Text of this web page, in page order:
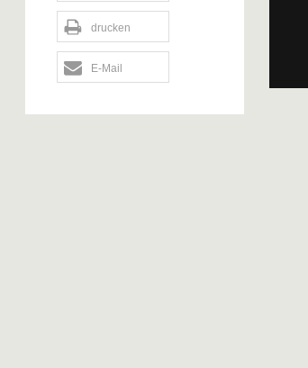
drucken
E-Mail